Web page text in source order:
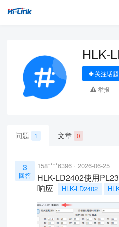
HLK-
关注话题
举报
问题 1 文章 0
3
回答
158****6396 2026-06-25
HLK-LD2402使用
响应
HLK-LD2402